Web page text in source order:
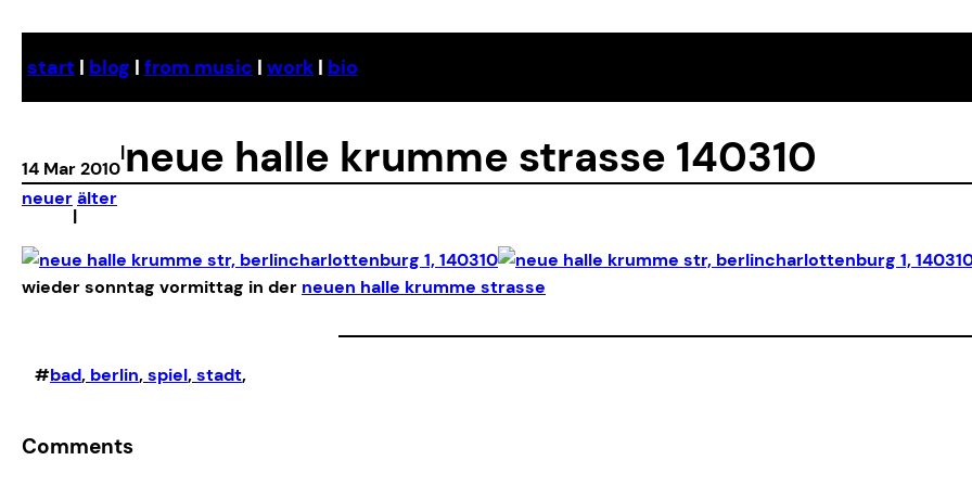
content
start | blog | from music | work | bio
14 Mar 2010
|neue halle krumme strasse 140310
neuer
|
älter
wieder sonntag vormittag in der neuen halle krumme strasse
#bad, berlin, spiel, stadt,
Comments